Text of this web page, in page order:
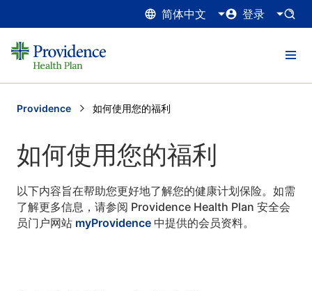
简体中文 登录
Providence Current:
如何使用您的福利
如何使用您的福利
以下内容旨在帮助您更好地了解您的健康计划保险。如需
了解更多信息，请参阅 Providence Health Plan 安全会
员门户网站 myProvidence 中提供的会员资料。